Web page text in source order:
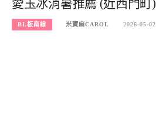
愛玉冰消暑推薦 (近西門町)
BL板南線 米寶麻CAROL 2026-05-02